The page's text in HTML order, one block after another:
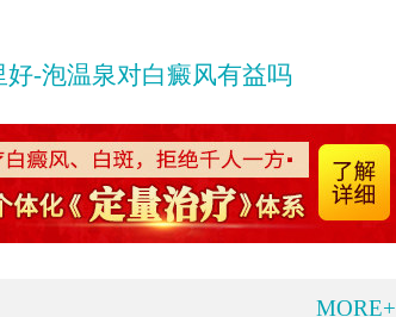
-泡温泉对白癜风有益吗
MORE+